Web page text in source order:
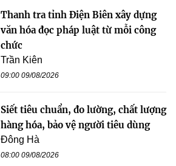
Thanh tra tỉnh Điện Biên xây dựng
văn hóa đọc pháp luật từ mỗi công
chức
Trần Kiên
09:00 09/08/2026
Siết tiêu chuẩn, đo lường, chất lượng
hàng hóa, bảo vệ người tiêu dùng
Đông Hà
08:00 09/08/2026